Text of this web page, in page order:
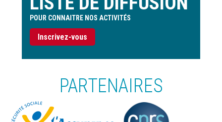
POUR CONNAITRE NOS ACTIVITÉS
Inscrivez-vous
PARTENAIRES